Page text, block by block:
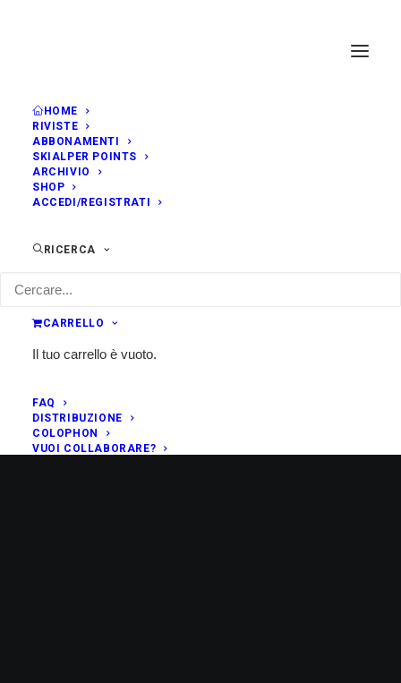
HOME
RIVISTE
ABBONAMENTI
SKIALPER POINTS
ARCHIVIO
SHOP
ACCEDI/REGISTRATI
RICERCA
CARRELLO
Il tuo carrello è vuoto.
FAQ
DISTRIBUZIONE
COLOPHON
VUOI COLLABORARE?